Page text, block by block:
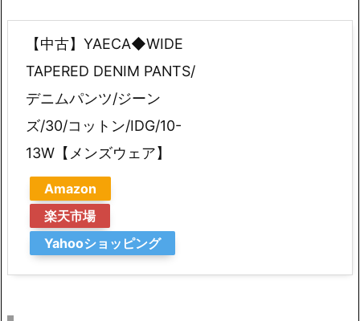
【中古】YAECA◆WIDE
TAPERED DENIM PANTS/
デニムパンツ/ジーン
ズ/30/コットン/IDG/10-
13W【メンズウェア】
Amazon
楽天市場
Yahooショッピング